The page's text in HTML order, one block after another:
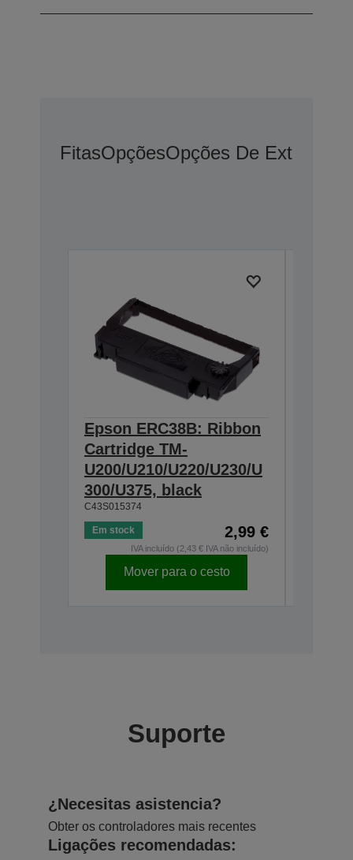
FitasOpçõesOpções De Extensão
Epson ERC38B: Ribbon
Cartridge TM-
U200/U210/U220/U230/U
300/U375, black
C43S015374
Em stock 2,99 €
IVA incluído (2,43 € IVA não incluído)
Mover para o cesto
Suporte
¿Necesitas asistencia?
Obter os controladores mais recentes
Ligações recomendadas: